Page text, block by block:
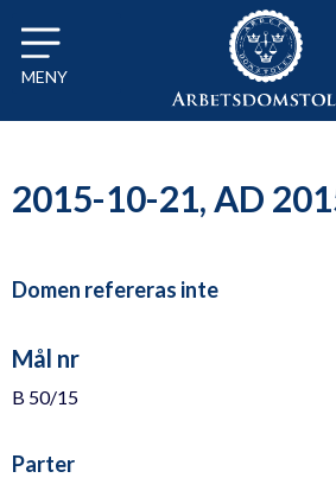
Till innehåll på sidan x
MENY
2015-10-21, AD
Domen refereras inte
Mål nr
B 50/15
Parter